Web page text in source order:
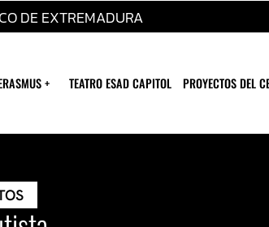
DE EXTREMADURA
+ TEATRO ESAD CAPITOL PROYECTOS DEL